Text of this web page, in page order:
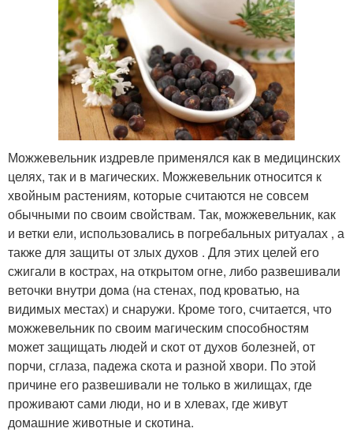
Можжевельник издревле применялся как в медицинских
целях, так и в магических. Можжевельник относится к
хвойным растениям, которые считаются не совсем
обычными по своим свойствам. Так, можжевельник, как
и ветки ели, использовались в погребальных ритуалах , а
также для защиты от злых духов . Для этих целей его
сжигали в кострах, на открытом огне, либо развешивали
веточки внутри дома (на стенах, под кроватью, на
видимых местах) и снаружи. Кроме того, считается, что
можжевельник по своим магическим способностям
может защищать людей и скот от духов болезней, от
порчи, сглаза, падежа скота и разной хвори. По этой
причине его развешивали не только в жилищах, где
проживают сами люди, но и в хлевах, где живут
домашние животные и скотина.